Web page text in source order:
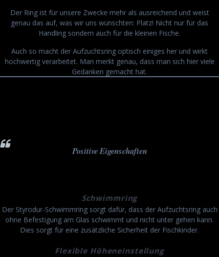
Der Ring ist für unsere Zwecke mehr als ausreichend und weist
genau das auf, was wir uns wünschten: Platz! Nicht nur für das
Handling sondern auch für die kleinen Fische.
Auch so macht der Aufzuchtsring optisch einiges her und wirkt
hochwertig verarbeitet. Man merkt genau, dass man sich hier viele
Gedanken gemacht hat.
Positive Eigenschaften
Schwimmring
Der Styrodur-Schwimmring sorgt dafür, dass der Aufzuchtsring auch
ohne Befestigung am Glas schwimmt und nicht unter gehen kann.
Dies sorgt für eine zusätzliche Sicherheit der Fischkinder.
Flexible Höheneinstellung